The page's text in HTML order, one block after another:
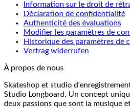
Information sur le droit de
Déclaration de confidentialité
Authenticité des évaluations
Modifier les paramètres de
Historique des paramètres de
Vertrag widerrufen
À propos de nous
Skateshop et studio
Studio Longboard. Un concept
deux passions que sont la musique